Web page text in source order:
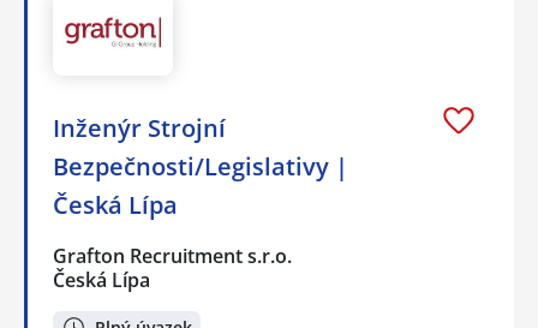
Inženýr Strojní
Bezpečnosti/Legislativy |
Česká Lípa
Grafton Recruitment s.r.o.
Česká Lípa